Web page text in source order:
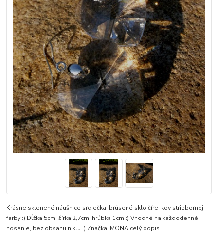
Krásne sklenené náušnice srdiečka, brúsené sklo číre, kov striebornej
farby :) Dĺžka 5cm, šírka 2,7cm, hrúbka 1cm :) Vhodné na každodenné
nosenie, bez obsahu niklu :) Značka: MONA celý popis